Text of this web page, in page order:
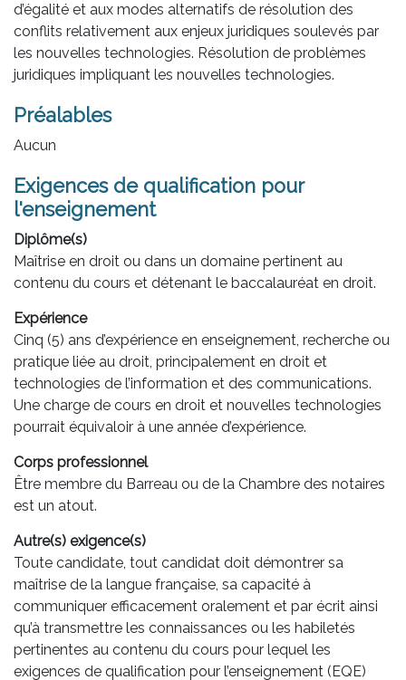
d’égalité et aux modes alternatifs de résolution des
conflits relativement aux enjeux juridiques soulevés par
les nouvelles technologies. Résolution de problèmes
juridiques impliquant les nouvelles technologies.
Préalables
Aucun
Exigences de qualification pour
l'enseignement
Diplôme(s)
Maîtrise en droit ou dans un domaine pertinent au
contenu du cours et détenant le baccalauréat en droit.
Expérience
Cinq (5) ans d’expérience en enseignement, recherche ou
pratique liée au droit, principalement en droit et
technologies de l’information et des communications.
Une charge de cours en droit et nouvelles technologies
pourrait équivaloir à une année d’expérience.
Corps professionnel
Être membre du Barreau ou de la Chambre des notaires
est un atout.
Autre(s) exigence(s)
Toute candidate, tout candidat doit démontrer sa
maîtrise de la langue française, sa capacité à
communiquer efficacement oralement et par écrit ainsi
qu’à transmettre les connaissances ou les habiletés
pertinentes au contenu du cours pour lequel les
exigences de qualification pour l’enseignement (EQE)